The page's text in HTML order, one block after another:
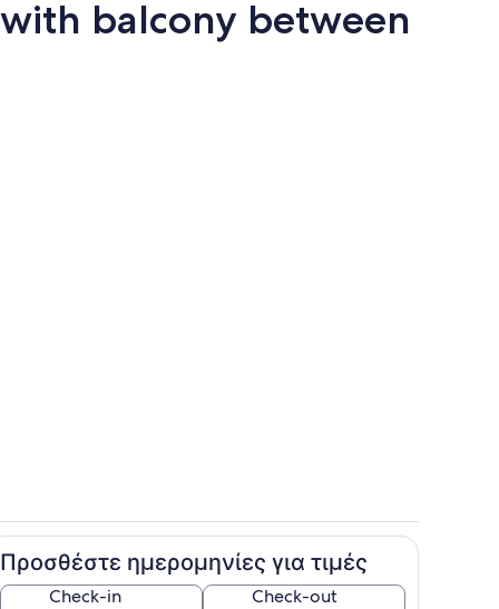
balcony between
Δωμάτιο
Προσθέστε ημερομηνίες για τιμές
Check-in Check-out